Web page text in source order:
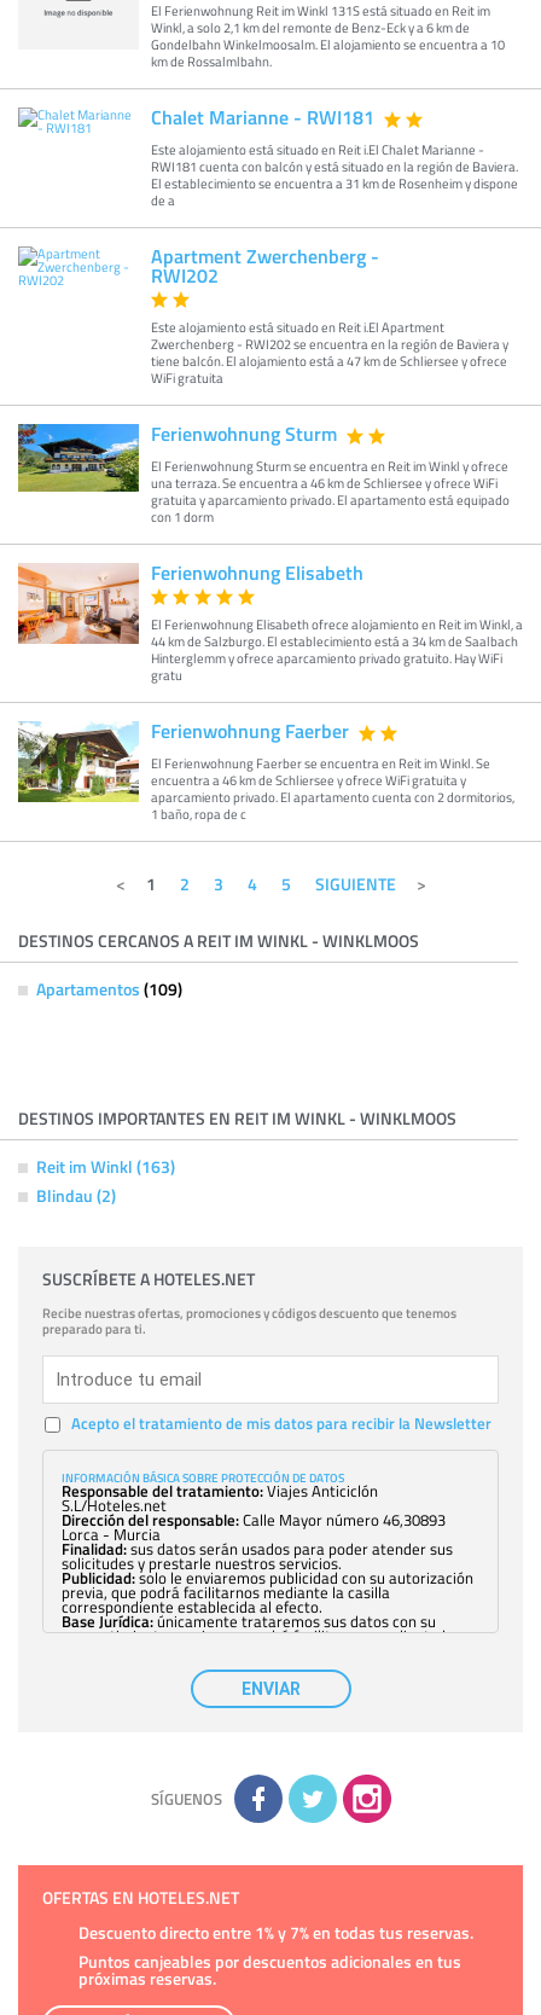
El Ferienwohnung Reit im Winkl 131S está situado en Reit im
Winkl, a solo 2,1 km del remonte de Benz-Eck y a 6 km de
Gondelbahn Winkelmoosalm. El alojamiento se encuentra a 10
km de Rossalmlbahn.
Chalet Marianne - RWI181
Este alojamiento está situado en Reit i.El Chalet Marianne -
RWI181 cuenta con balcón y está situado en la región de Baviera.
El establecimiento se encuentra a 31 km de Rosenheim y dispone
de a
Apartment Zwerchenberg -
RWI202
Este alojamiento está situado en Reit i.El Apartment
Zwerchenberg - RWI202 se encuentra en la región de Baviera y
tiene balcón. El alojamiento está a 47 km de Schliersee y ofrece
WiFi gratuita
Ferienwohnung Sturm
El Ferienwohnung Sturm se encuentra en Reit im Winkl y ofrece
una terraza. Se encuentra a 46 km de Schliersee y ofrece WiFi
gratuita y aparcamiento privado. El apartamento está equipado
con 1 dorm
Ferienwohnung Elisabeth
El Ferienwohnung Elisabeth ofrece alojamiento en Reit im Winkl, a
44 km de Salzburgo. El establecimiento está a 34 km de Saalbach
Hinterglemm y ofrece aparcamiento privado gratuito. Hay WiFi
gratu
Ferienwohnung Faerber
El Ferienwohnung Faerber se encuentra en Reit im Winkl. Se
encuentra a 46 km de Schliersee y ofrece WiFi gratuita y
aparcamiento privado. El apartamento cuenta con 2 dormitorios,
1 baño, ropa de c
1 2 3 4 5 SIGUIENTE
DESTINOS CERCANOS A REIT IM WINKL - WINKLMOOS
Apartamentos (109)
DESTINOS IMPORTANTES EN REIT IM WINKL - WINKLMOOS
Reit im Winkl (163)
Blindau (2)
SUSCRÍBETE A HOTELES.NET
Recibe nuestras ofertas, promociones y códigos descuento que tenemos
preparado para ti.
Acepto el tratamiento de mis datos para recibir la Newsletter
INFORMACIÓN BÁSICA SOBRE PROTECCIÓN DE DATOS
Responsable del tratamiento:Viajes Anticiclón
S.L/Hoteles.net
Dirección del responsable:Calle Mayor número 46,30893
Lorca - Murcia
Finalidad:sus datos serán usados para poder atender sus
solicitudes y prestarle nuestros servicios.
Publicidad:solo le enviaremos publicidad con su autorización
previa, que podrá facilitarnos mediante la casilla
correspondiente establecida al efecto.
Base Jurídica:únicamente trataremos sus datos con su
consentimiento previo, que podrá facilitarnos mediante la
con carácter general, sólo el personal de
nuestra entidad que esté debidamente autorizado podrá
tener conocimiento de la información que le pedimos. No se
comunicarán datos a terceros.
adicional y detallada sobre cómo tratamos sus datos en la
política de privacidad
ENVIAR
SÍGUENOS
OFERTAS EN HOTELES.NET
Descuento directo entre 1% y 7% en todas tus reservas.
Puntos canjeables por descuentos adicionales en tus
próximas reservas.